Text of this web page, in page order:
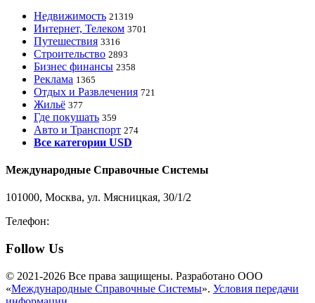
Недвижимость 21319
Интернет, Телеком 3701
Путешествия 3316
Строительство 2893
Бизнес финансы 2358
Реклама 1365
Отдых и Развлечения 721
Жильё 377
Где покушать 359
Авто и Транспорт 274
Все категории USD
Международные Справочные Системы
101000, Москва, ул. Мясницкая, 30/1/2
Телефон:
Follow Us
© 2021-2026 Все права защищены. Разработано ООО
«Международные Справочные Системы». Условия передачи